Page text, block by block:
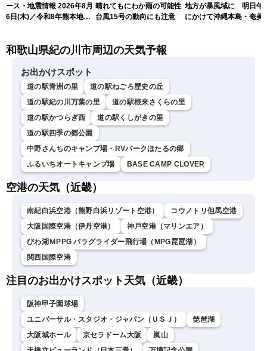
ース・地震情報 2026年8月
6日(木)／令和8年熊本地震
ースLiVEアフタヌーン・青
晴れてもにわか雨の可能性
台風15号の動向にも注意
地方が暴風域に 明日午
にかけて沖縄本島・奄美
和歌山県紀の川市周辺の天気予報
お出かけスポット
道の駅青洲の里
道の駅ねごろ歴史の丘
道の駅紀の川万葉の里
道の駅根来さくらの里
道の駅かつらぎ西
道の駅くしがきの里
道の駅四季の郷公園
中野さんちのキャンプ場・RVパークほたるの郷
ふるいちオートキャンプ場
BASE CAMP CLOVER
空港の天気（近畿）
南紀白浜空港（熊野白浜リゾート空港）
コウノトリ但馬空港
大阪国際空港（伊丹空港）
神戸空港（マリンエア）
びわ湖ＭPPG パラグライダー飛行場（MPG琵琶湖）
関西国際空港
注目のお出かけスポット天気（近畿）
阪神甲子園球場
ユニバーサル・スタジオ・ジャパン（ＵＳＪ）
琵琶湖
大阪城ホール
京セラドーム大阪
嵐山